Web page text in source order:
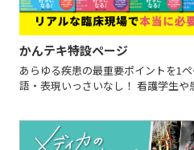
かんテキ特設ページ
あらゆる疾患の最重要ポイントを1
語・表現いっさいなし！ 看護学生や